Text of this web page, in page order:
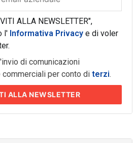
ALLA NEWSLETTER",
l' Informativa Privacye di voler
di comunicazioni
commerciali per conto diterzi.
ALLA NEWSLETTER